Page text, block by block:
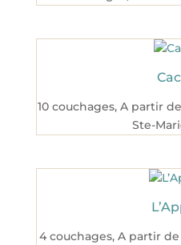
10 couchages, A partir
Ste-
4 couchages,A partir